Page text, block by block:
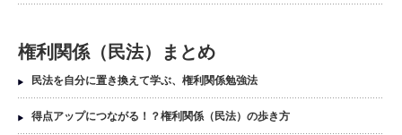
権利関係（民法）まとめ
民法を自分に置き換えて学ぶ、権利関係勉強法
得点アップにつながる！？権利関係（民法）の歩き方